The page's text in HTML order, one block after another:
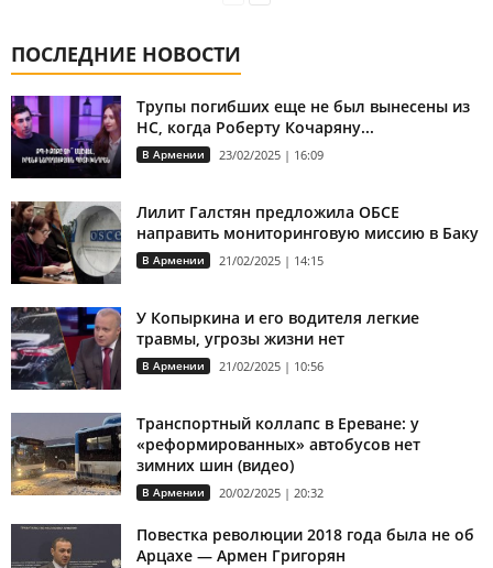
ПОСЛЕДНИЕ НОВОСТИ
Трупы погибших еще не был вынесены из
НС, когда Роберту Кочаряну...
В Армении 23/02/2025 | 16:09
Лилит Галстян предложила ОБСЕ
направить мониторинговую миссию в Баку
В Армении 21/02/2025 | 14:15
У Копыркина и его водителя легкие
травмы, угрозы жизни нет
В Армении 21/02/2025 | 10:56
Транспортный коллапс в Ереване: у
«реформированных» автобусов нет
зимних шин (видео)
В Армении 20/02/2025 | 20:32
Повестка революции 2018 года была не об
Арцахе — Армен Григорян